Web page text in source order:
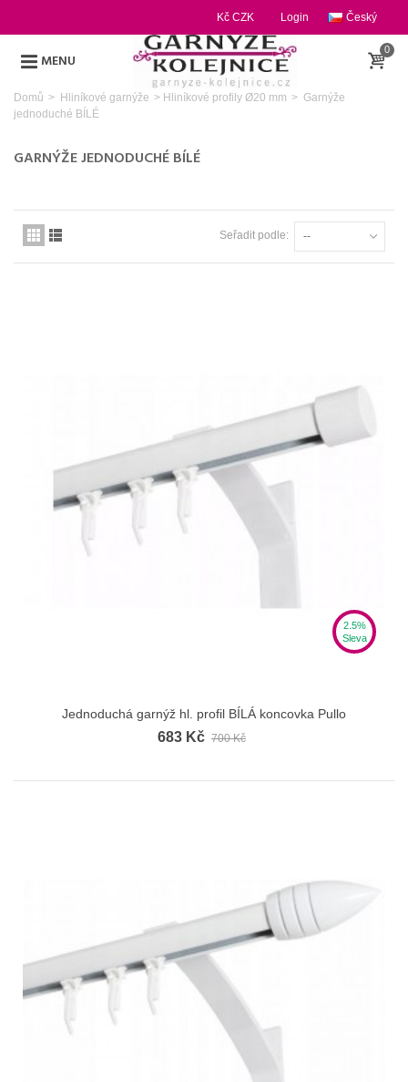
Český
Login
Kč CZK
MENU
0
Domů > Hliníkové garnýže > Hliníkové profily Ø20 mm > Garnýže
jednoduché BÍLÉ
GARNÝŽE JEDNODUCHÉ BÍLÉ
Seřadit podle: --
2.5%
Sleva
Jednoduchá garnýž hl. profil BÍLÁ koncovka Pullo
683 Kč 700 Kč